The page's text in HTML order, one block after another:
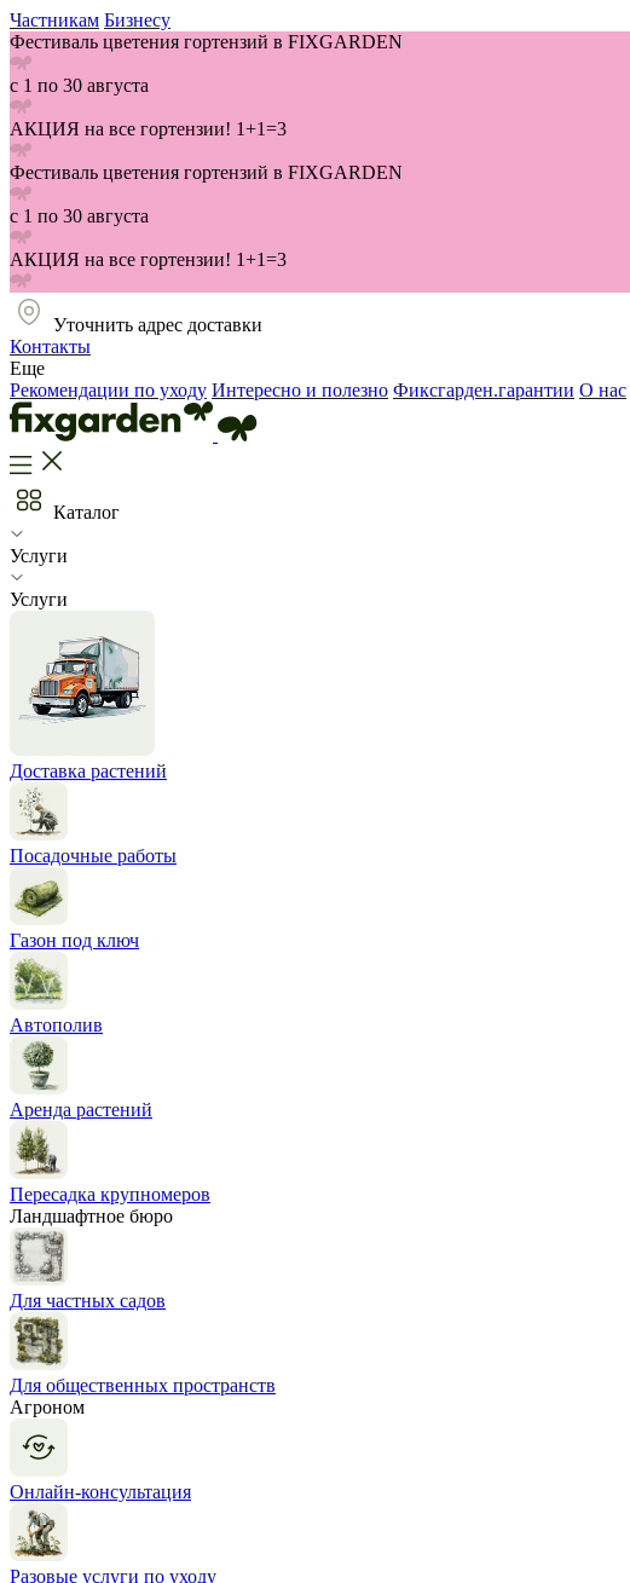
Частникам Бизнесу
Фестиваль цветения гортензий в FIXGARDEN
с 1 по 30 августа
АКЦИЯ на все гортензии! 1+1=3
Фестиваль цветения гортензий в FIXGARDEN
с 1 по 30 августа
АКЦИЯ на все гортензии! 1+1=3
Уточнить адрес доставки
Контакты
Еще
Рекомендации по уходу Интересно и полезно Фиксгарден.гарантии О нас
Каталог
Услуги
Услуги
Доставка растений
Посадочные работы
Газон под ключ
Автополив
Аренда растений
Пересадка крупномеров
Ландшафтное бюро
Для частных садов
Для общественных пространств
Агроном
Онлайн-консультация
Разовые услуги по уходу